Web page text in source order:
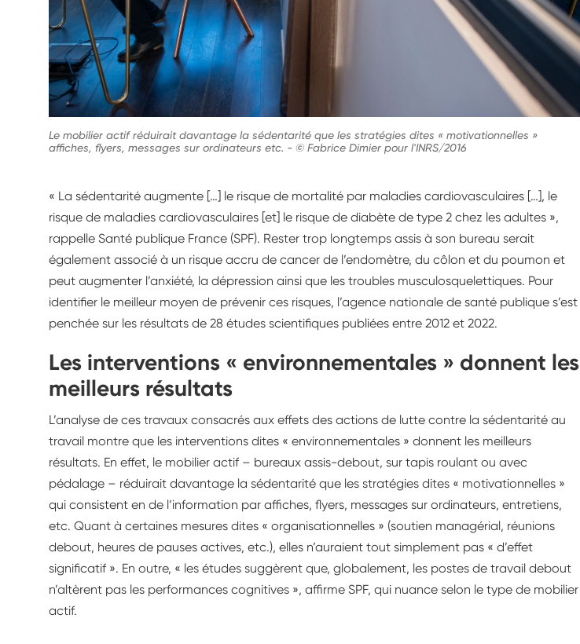
Le mobilier actif réduirait davantage la sédentarité que les stratégies dites « motivationnelles »
affiches, flyers, messages sur ordinateurs etc. - © Fabrice Dimier pour l'INRS/2016
« La sédentarité augmente […] le risque de mortalité par maladies cardiovasculaires […], le
risque de maladies cardiovasculaires [et] le risque de diabète de type 2 chez les adultes »,
rappelle Santé publique France (SPF). Rester trop longtemps assis à son bureau serait
également associé à un risque accru de cancer de l’endomètre, du côlon et du poumon et
peut augmenter l’anxiété, la dépression ainsi que les troubles musculosquelettiques. Pour
identifier le meilleur moyen de prévenir ces risques, l’agence nationale de santé publique s’est
penchée sur les résultats de 28 études scientifiques publiées entre 2012 et 2022.
Les interventions « environnementales » donnent les
meilleurs résultats
L’analyse de ces travaux consacrés aux effets des actions de lutte contre la sédentarité au
travail montre que les interventions dites « environnementales » donnent les meilleurs
résultats. En effet, le mobilier actif – bureaux assis-debout, sur tapis roulant ou avec
pédalage – réduirait davantage la sédentarité que les stratégies dites « motivationnelles »
qui consistent en de l’information par affiches, flyers, messages sur ordinateurs, entretiens,
etc. Quant à certaines mesures dites « organisationnelles » (soutien managérial, réunions
debout, heures de pauses actives, etc.), elles n’auraient tout simplement pas « d’effet
significatif ». En outre, « les études suggèrent que, globalement, les postes de travail debout
n’altèrent pas les performances cognitives », affirme SPF, qui nuance selon le type de mobilier
actif.